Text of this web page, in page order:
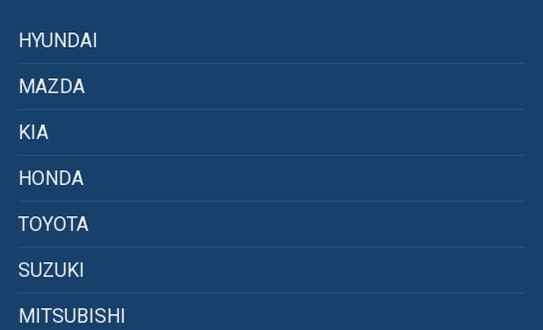
HYUNDAI
MAZDA
KIA
HONDA
TOYOTA
SUZUKI
MITSUBISHI